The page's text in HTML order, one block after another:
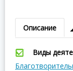
Описание
Виды